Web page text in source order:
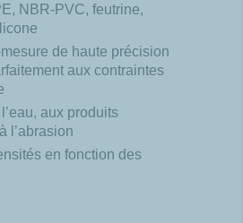
NBR-PVC, feutrine,
de haute précision
aux contraintes
aux produits
l’abrasion
en fonction des